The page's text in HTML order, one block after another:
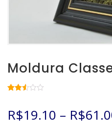
Moldura
2.51
de 5,
R$19.10 – R$